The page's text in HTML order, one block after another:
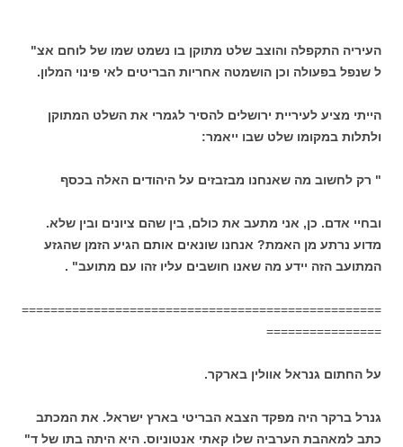
העיריה התקפלה והוצב שלט מתוקן בו נשמט שמו של לוחם אצ"
ל שנפל בפעולה וכן הושמטה אחריות הבריטים לאי פינוי המלון.
הייתי מציע לעיריית ירושלים להסיר לגמרי את השלט המתוקן
ולתלות במקומו שלט שבו ייאמר:
" רק לחשוב מה שאנחנו מבזבזים על היהודים האלה בכסף
ובחיי אדם. כן, אני מתעב את כולם, בין שהם ציונים ובין שלא.
מדוע נרתע מן האמת? אנחנו שונאים אותם הגיע הזמן שהגזע
המתועב הזה יידע מה שאנו חושבים עליו זהו עם מתועב" .
==================================================
================
על החתום גנראל אוולין בארקר.
גנרל ברקר היה מפקד הצבא הבריטי בארץ ישראל. את המכתב
כתב למאהבת הערביה שלו קאתי אנטוניוס. היא היתה בתו של ד"